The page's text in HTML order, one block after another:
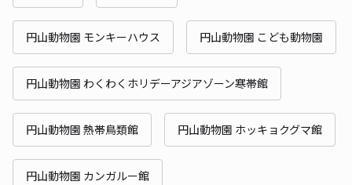
円山動物園 モンキーハウス 円山動物園 こども動物園
円山動物園 わくわくホリデーアジアゾーン寒帯館
円山動物園 熱帯鳥類館 円山動物園 ホッキョクグマ館
円山動物園 カンガルー館